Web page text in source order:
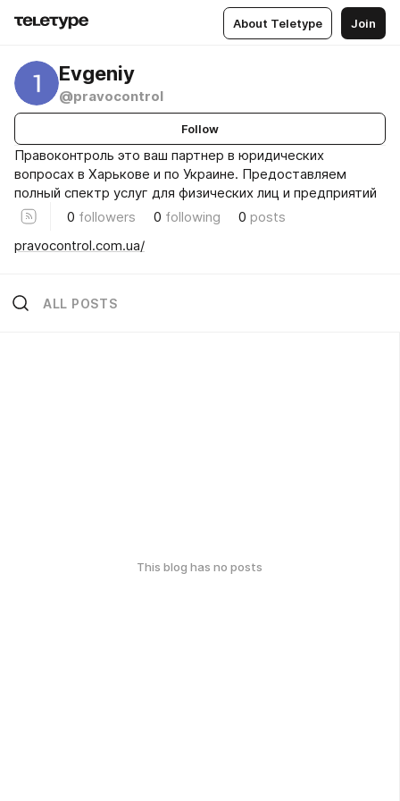
About Teletype Join
Evgeniy
@pravocontrol
Follow
Правоконтроль это ваш партнер в юридических
вопросах в Харькове и по Украине. Предоставляем
полный спектр услуг для физических лиц и предприятий
0 followers 0 following 0 posts
pravocontrol.com.ua/
ALL POSTS
This blog has no posts